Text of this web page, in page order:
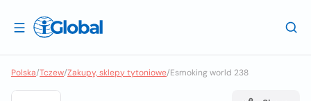
Polska/Tczew/Zakupy, sklepy tytoniowe/Esmoking world 238